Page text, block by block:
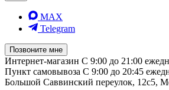
MAX
Telegram
Позвоните мне
Интернет-магазин С 9:00 до 21:00
Пункт самовывоза С 9:00 до 20:45
Большой Саввинский переулок, 12с5,